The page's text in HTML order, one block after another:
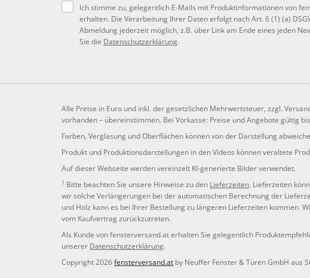
Ich stimme zu, gelegentlich E-Mails mit Produktinformationen von
erhalten. Die Verarbeitung Ihrer Daten erfolgt nach Art. 6 (1) (a)
Abmeldung jederzeit möglich, z.B. über Link am Ende eines jeden
Sie die Datenschutzerklärung.
Alle Preise in Euro und inkl. der gesetzlichen Mehrwertsteuer, zzgl.
vorhanden – übereinstimmen. Bei Vorkasse: Preise und Angebote gültig
Farben, Verglasung und Oberflächen können von der Darstellung
Produkt und Produktionsdarstellungen in den Videos können veraltete
Auf dieser Webseite werden vereinzelt KI-generierte Bilder verwendet.
1 Bitte beachten Sie unsere Hinweise zu den Lieferzeiten. Lieferzeiten
wir solche Verlängerungen bei der automatischen Berechnung der
und Holz kann es bei Ihrer Bestellung zu längeren Lieferzeiten kommen.
vom Kaufvertrag zurückzutreten.
Als Kunde von fensterversand.at erhalten Sie gelegentlich
unserer Datenschutzerklärung.
Copyright 2026fensterversand.at by Neuffer Fenster & Türen GmbH aus